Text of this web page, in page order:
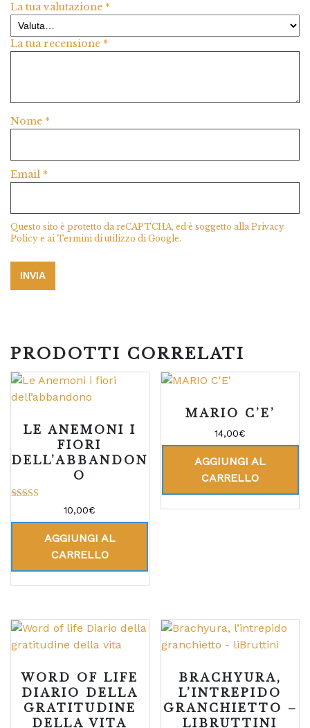
La tua valutazione *
La tua recensione *
Nome *
Email *
Questo sito è protetto da reCAPTCHA, ed è soggetto allaPrivacy
Policy e aiTermini di utilizzo di Google.
PRODOTTI CORRELATI
LE ANEMONI I
FIORI
DELL’ABBANDON
O
su 5
10,00€
AGGIUNGI AL
CARRELLO
MARIO C’E’
14,00€
AGGIUNGI AL
CARRELLO
WORD OF LIFE
DIARIO DELLA
GRATITUDINE
DELLA VITA
BRACHYURA,
L’INTREPIDO
GRANCHIETTO –
LIBRUTTINI